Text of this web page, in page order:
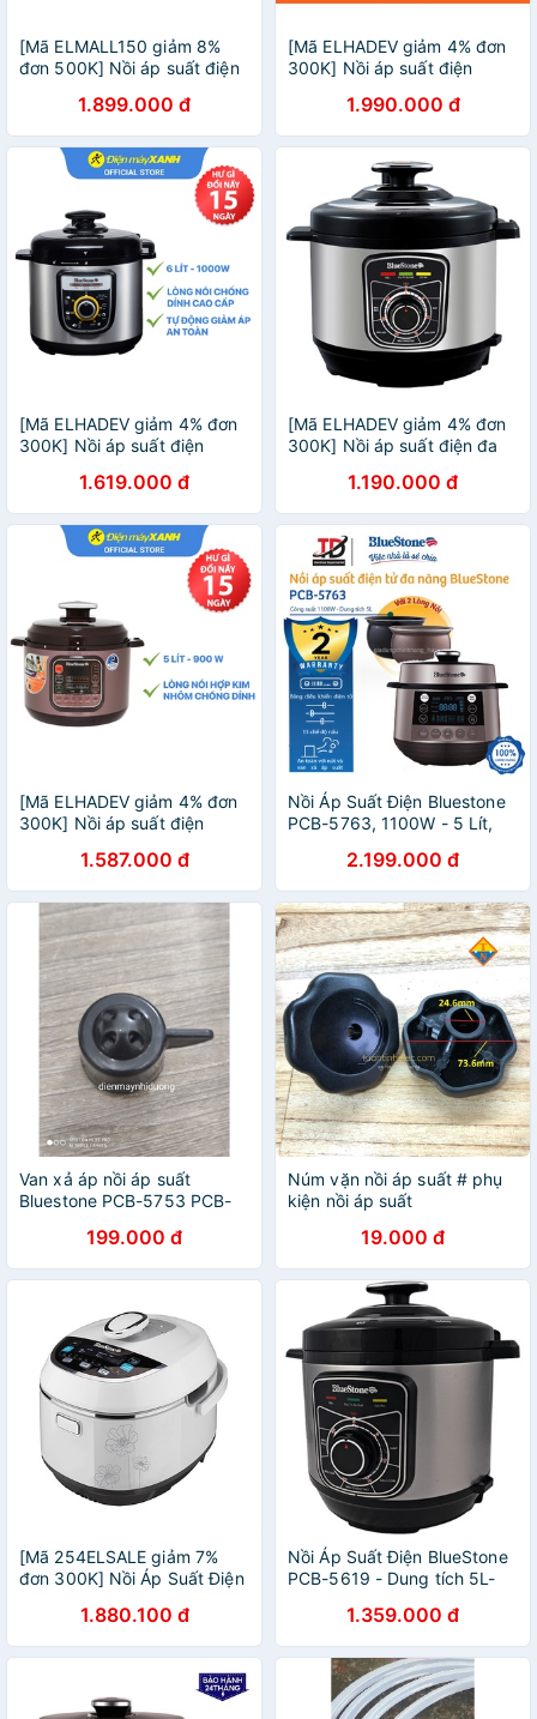
[Mã ELMALL150 giảm 8%
đơn 500K] Nồi áp suất điện
1.899.000 đ
[Mã ELHADEV giảm 4% đơn
300K] Nồi áp suất điện
1.990.000 đ
[Mã ELHADEV giảm 4% đơn
300K] Nồi áp suất điện
1.619.000 đ
[Mã ELHADEV giảm 4% đơn
300K] Nồi áp suất điện đa
1.190.000 đ
[Mã ELHADEV giảm 4% đơn
300K] Nồi áp suất điện
1.587.000 đ
Nồi Áp Suất Điện Bluestone
PCB-5763, 1100W - 5 Lít,
2.199.000 đ
Van xả áp nồi áp suất
Bluestone PCB-5753 PCB-
PCB-5638M PCB-5751
chính hãng
199.000 đ
Núm vặn nồi áp suất # phụ
kiện nồi áp suất
19.000 đ
[Mã 254ELSALE giảm 7%
đơn 300K] Nồi Áp Suất Điện
Hàng chính hãng
1.880.100 đ
Nồi Áp Suất Điện BlueStone
PCB-5619 - Dung tích 5L-
24 tháng1.359.000 đ